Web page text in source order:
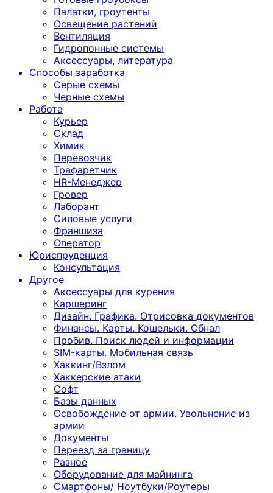
Палатки, гроутенты
Освещение растений
Вентиляция
Гидропонные системы
Аксессуары, литература
Способы заработка
Серые схемы
Черные схемы
Работа
Курьер
Склад
Химик
Перевозчик
Трафаретчик
HR-Менеджер
Гровер
Лаборант
Силовые услуги
Франшиза
Оператор
Юриспруденция
Консультация
Другoе
Аксессуары для курения
Каршеринг
Дизайн. Графика. Отрисовка документов
Финансы. Карты. Кошельки. Обнал
Пробив. Поиск людей и информации
SIM-карты. Мобильная связь
Хаккинг/Взлом
Хаккерские атаки
Софт
Базы данных
Освобождение от армии. Увольнение из
армии
Документы
Переезд за границу
Разное
Оборудование для майнинга
Смартфоны/ Ноутбуки/Роутеры